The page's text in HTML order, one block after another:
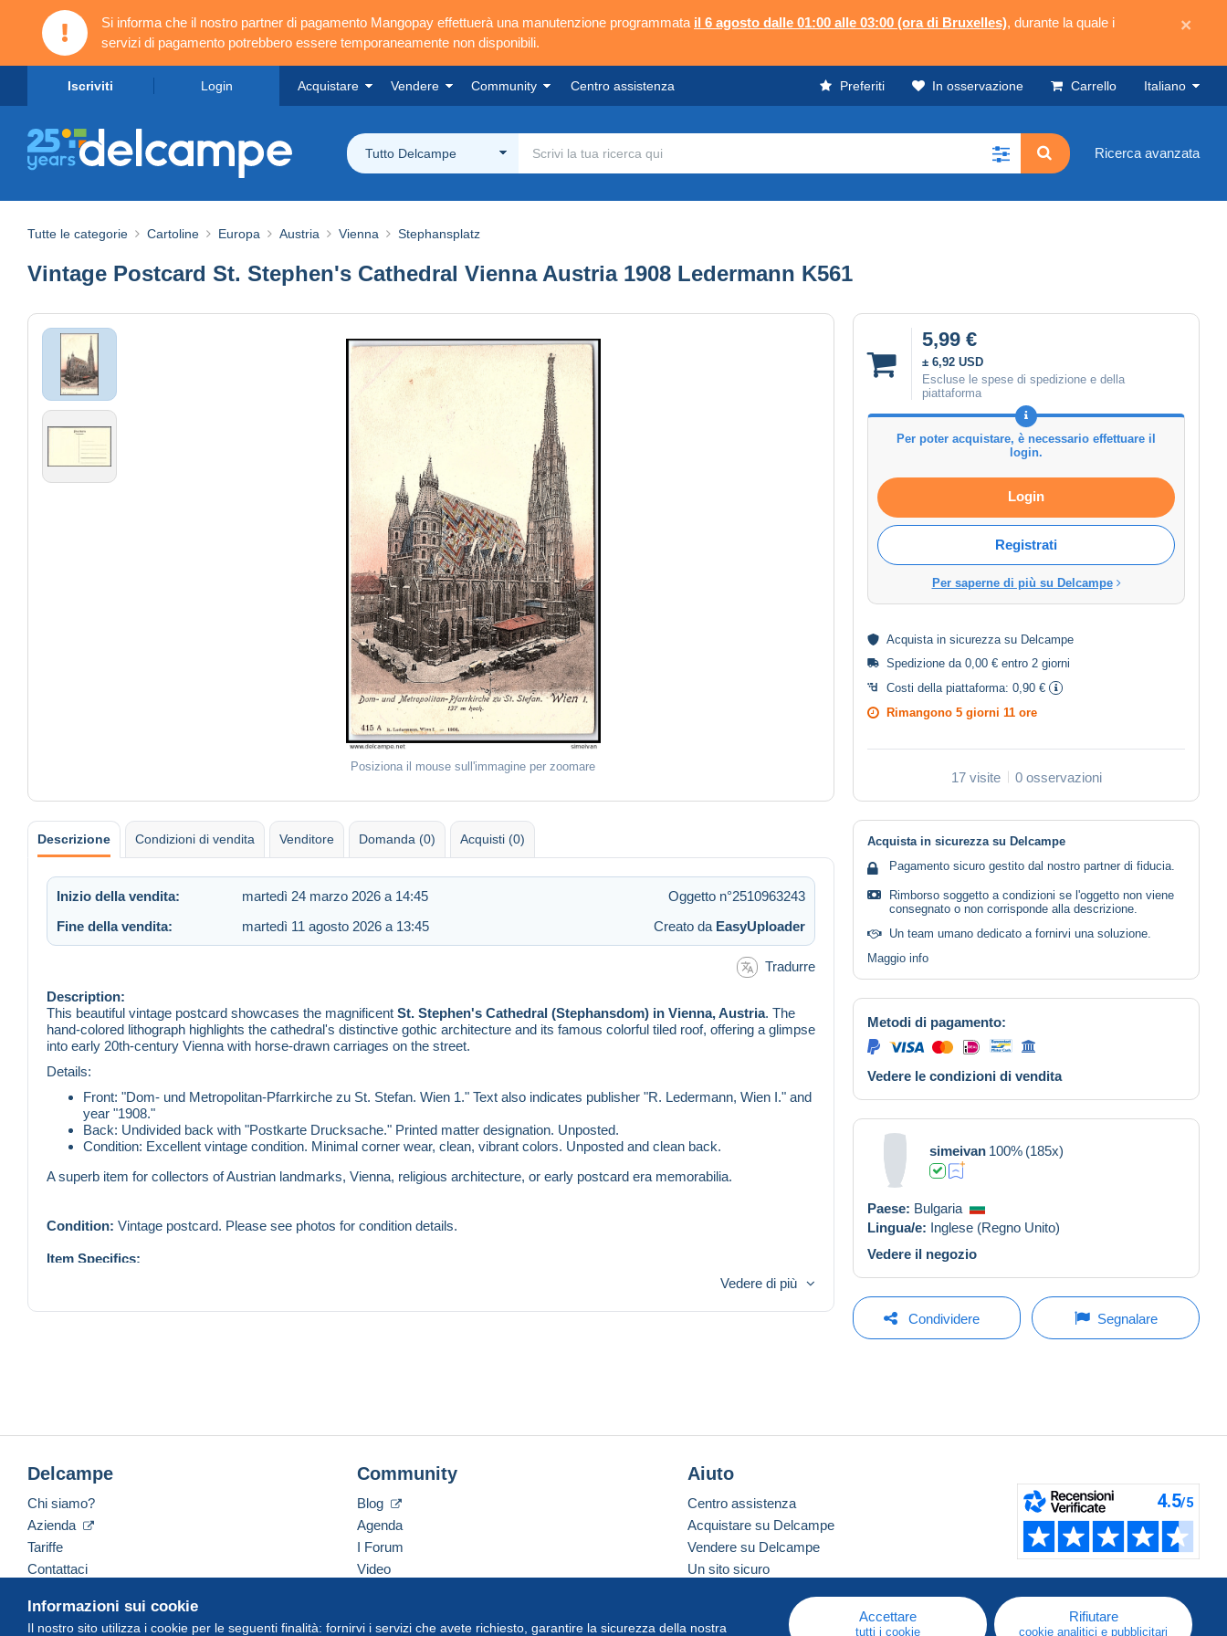
Si informa che il nostro partner di pagamento Mangopay effettuerà una manutenzione programmata il 6 agosto dalle 01:00 alle 03:00 (ora di Bruxelles), durante la quale i
servizi di pagamento potrebbero essere temporaneamente non disponibili.
×
Iscriviti Login Acquistare Vendere Community Centro assistenza Preferiti In osservazione Carrello Italiano
Tutto Delcampe Ricerca avanzata
Tutte le categorie Cartoline Europa Austria Vienna Stephansplatz
Vintage Postcard St. Stephen's Cathedral Vienna Austria 1908 Ledermann K561
Posiziona il mouse sull'immagine per zoomare
5,99 €
± 6,92 USD
Escluse le spese di spedizione e della
piattaforma
Per poter acquistare, è necessario effettuare il
login.
Login
Registrati
Per saperne di più su Delcampe
Acquista in sicurezza su Delcampe
Spedizione da 0,00 € entro 2 giorni
Costi della piattaforma: 0,90 €
Rimangono 5 giorni 11 ore
17 visite 0 osservazioni
Descrizione Condizioni di vendita Venditore Domanda (0) Acquisti (0)
Inizio della vendita: martedì 24 marzo 2026 a 14:45
Oggetto n°2510963243
Fine della vendita:
martedì 11 agosto 2026 a 13:45 Creato da EasyUploader
Tradurre
Description:
This beautiful vintage postcard showcases the magnificent St. Stephen's Cathedral (Stephansdom) in Vienna, Austria. The
hand-colored lithograph highlights the cathedral's distinctive gothic architecture and its famous colorful tiled roof, offering a glimpse
into early 20th-century Vienna with horse-drawn carriages on the street.
Details:
Front: "Dom- und Metropolitan-Pfarrkirche zu St. Stefan. Wien 1." Text also indicates publisher "R. Ledermann, Wien I." and
year "1908."
Back: Undivided back with "Postkarte Drucksache." Printed matter designation. Unposted.
Condition: Excellent vintage condition. Minimal corner wear, clean, vibrant colors. Unposted and clean back.
A superb item for collectors of Austrian landmarks, Vienna, religious architecture, or early postcard era memorabilia.
Condition: Vintage postcard. Please see photos for condition details.
Item Specifics:
Era:Undivided Back
Continent:
Material:
Size:
Original/Licensed Reprint:
Unit of Sale:
Unit Quantity:
Vedere di più
Acquista in sicurezza su Delcampe
Pagamento sicuro gestito dal nostro partner di fiducia.
Rimborso soggetto a condizioni se l'oggetto non viene
consegnato o non corrisponde alla descrizione.
Un team umano dedicato a fornirvi una soluzione.
Maggio info
Metodi di pagamento:
Vedere le condizioni di vendita
simeivan 100% (185x)
Paese: Bulgaria
Lingua/e: Inglese (Regno Unito)
Vedere il negozio
Condividere Segnalare
Informazioni sui cookie
Il nostro sito utilizza i cookie per le seguenti finalità: fornirvi i servizi che avete richiesto, garantire la sicurezza della nostra
Accettare
tutti i cookie
Rifiutare
cookie analitici e pubblicitari
Delcampe
Chi siamo?
Azienda
Tariffe
Contattaci
Community
Blog
Agenda
I Forum
Video
Aiuto
Centro assistenza
Acquistare su Delcampe
Vendere su Delcampe
Un sito sicuro